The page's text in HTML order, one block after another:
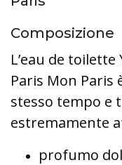
Composizione
L’eau de
Paris Mon Paris
stesso tempo e
estremamente
profumo